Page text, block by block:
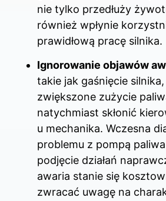
nie tylko przedłuży
również wpłynie
prawidłową pracę silnika.
Ignorowanie objawów
takie jak gaśnięcie
zwiększone zużycie
natychmiast skłonić
u mechanika. Wczesna
problemu z pompą
podjęcie działań
awaria stanie się
zwracać uwagę na